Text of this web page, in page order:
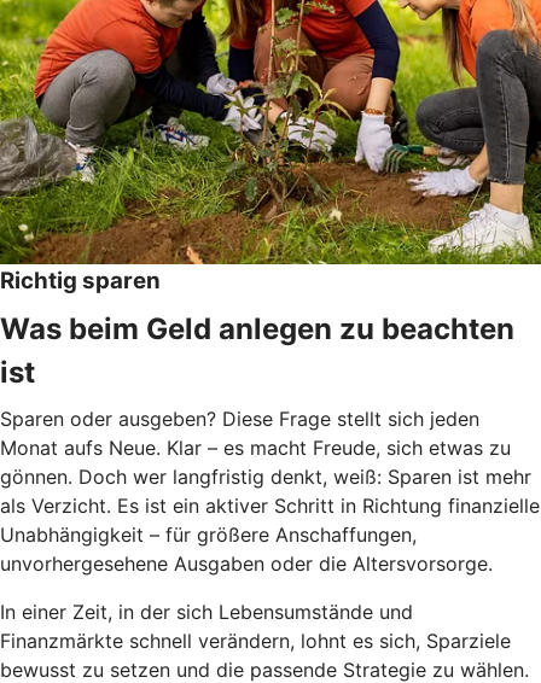
Richtig sparen
Was beim Geld anlegen zu beachten
ist
Sparen oder ausgeben? Diese Frage stellt sich jeden
Monat aufs Neue. Klar – es macht Freude, sich etwas zu
gönnen. Doch wer langfristig denkt, weiß: Sparen ist mehr
als Verzicht. Es ist ein aktiver Schritt in Richtung finanzielle
Unabhängigkeit – für größere Anschaffungen,
unvorhergesehene Ausgaben oder die Altersvorsorge.
In einer Zeit, in der sich Lebensumstände und
Finanzmärkte schnell verändern, lohnt es sich, Sparziele
bewusst zu setzen und die passende Strategie zu wählen.